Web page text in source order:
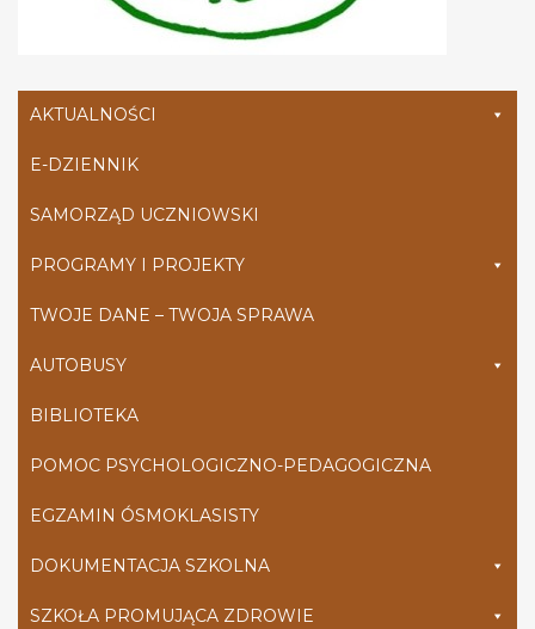
AKTUALNOŚCI
E-DZIENNIK
SAMORZĄD UCZNIOWSKI
PROGRAMY I PROJEKTY
TWOJE DANE – TWOJA SPRAWA
AUTOBUSY
BIBLIOTEKA
POMOC PSYCHOLOGICZNO-PEDAGOGICZNA
EGZAMIN ÓSMOKLASISTY
DOKUMENTACJA SZKOLNA
SZKOŁA PROMUJĄCA ZDROWIE